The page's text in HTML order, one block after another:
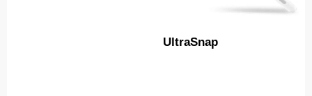
UltraSnap